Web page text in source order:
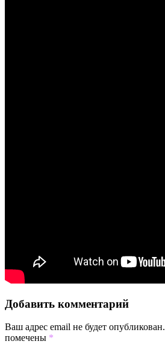
Добавить комментарий
Ваш адрес email не будет опубликован.
помечены *